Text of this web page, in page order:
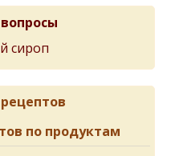
сироп
по продуктам